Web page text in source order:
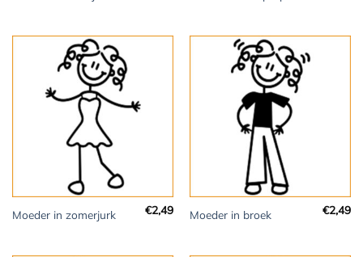
Moeder in zomerjurk €2,49 Moeder in broek €2,49